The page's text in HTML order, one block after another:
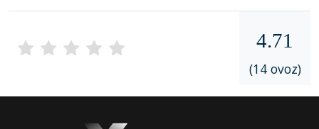
4.71
(14 ovoz)